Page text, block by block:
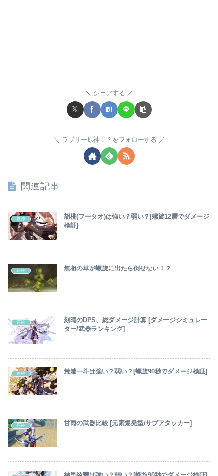
シェアする
ラブリー原神！？をフォローする
関連記事
原神
胡桃(フータオ)は強い？弱い？[螺旋12層でダメージ
検証]
原神 無相の草が螺旋に出たら倒せない！？
原神
刻晴のDPS、総ダメージ計算 [ダメージシミュレー
ター/武器ランキング]
原神 荒瀧一斗は強い？弱い？[螺旋90秒でダメージ検証]
原神 甘雨の武器比較 [元素爆発型/サブアタッカー]